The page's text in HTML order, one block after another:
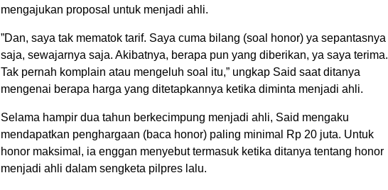
mengajukan proposal untuk menjadi ahli.
”Dan, saya tak mematok tarif. Saya cuma bilang (soal honor) ya sepantasnya
saja, sewajarnya saja. Akibatnya, berapa pun yang diberikan, ya saya terima.
Tak pernah komplain atau mengeluh soal itu,” ungkap Said saat ditanya
mengenai berapa harga yang ditetapkannya ketika diminta menjadi ahli.
Selama hampir dua tahun berkecimpung menjadi ahli, Said mengaku
mendapatkan penghargaan (baca honor) paling minimal Rp 20 juta. Untuk
honor maksimal, ia enggan menyebut termasuk ketika ditanya tentang honor
menjadi ahli dalam sengketa pilpres lalu.